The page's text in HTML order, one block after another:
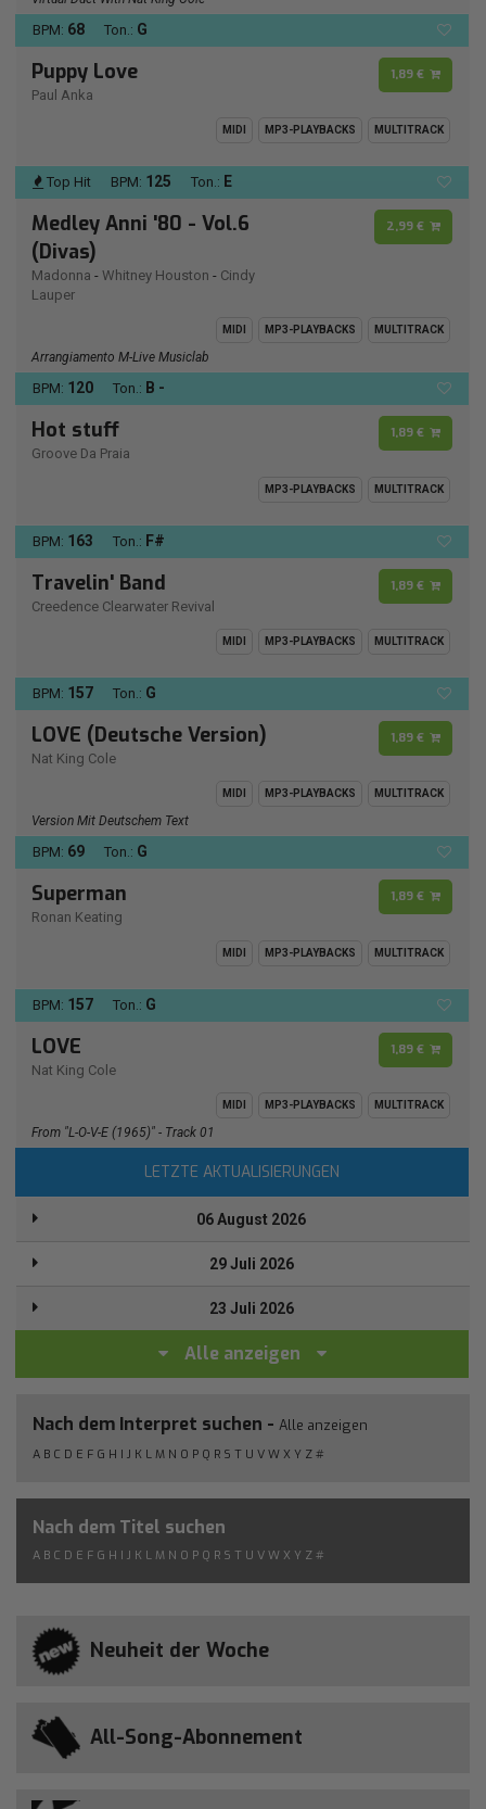
BPM: 68 Ton.: G
Puppy Love
Paul Anka
1,89 €
MIDI MP3-PLAYBACKS MULTITRACK
Top Hit BPM: 125 Ton.: E
Medley Anni '80 - Vol.6
(Divas)
Madonna - Whitney Houston - Cindy
Lauper
2,99 €
MIDI MP3-PLAYBACKS MULTITRACK
Arrangiamento M-Live Musiclab
BPM: 120 Ton.: B -
Hot stuff
Groove Da Praia
1,89 €
MP3-PLAYBACKS MULTITRACK
BPM: 163 Ton.: F#
Travelin' Band
Creedence Clearwater Revival
1,89 €
MIDI MP3-PLAYBACKS MULTITRACK
BPM: 157 Ton.: G
LOVE (Deutsche Version)
Nat King Cole
1,89 €
MIDI MP3-PLAYBACKS MULTITRACK
Version Mit Deutschem Text
BPM: 69 Ton.: G
Superman
Ronan Keating
1,89 €
MIDI MP3-PLAYBACKS MULTITRACK
BPM: 157 Ton.: G
LOVE
Nat King Cole
1,89 €
MIDI MP3-PLAYBACKS MULTITRACK
From "L-O-V-E (1965)" - Track 01
LETZTE AKTUALISIERUNGEN
06 August 2026
29 Juli 2026
23 Juli 2026
Alle anzeigen
Nach dem Interpret suchen - Alle anzeigen
A B C D E F G H I J K L M N O P Q R S T U V W X Y Z #
Nach dem Titel suchen
A B C D E F G H I J K L M N O P Q R S T U V W X Y Z #
Neuheit der Woche
All-Song-Abonnement